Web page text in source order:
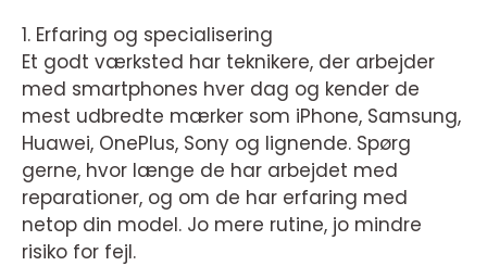
1. Erfaring og specialisering
Et godt værksted har teknikere, der arbejder
med smartphones hver dag og kender de
mest udbredte mærker som iPhone, Samsung,
Huawei, OnePlus, Sony og lignende. Spørg
gerne, hvor længe de har arbejdet med
reparationer, og om de har erfaring med
netop din model. Jo mere rutine, jo mindre
risiko for fejl.